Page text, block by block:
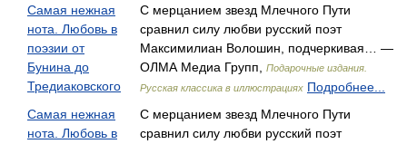
Самая нежная
нота. Любовь в
поэзии от
Бунина до
Тредиаковского
С мерцанием звезд Млечного Пути
сравнил силу любви русский поэт
Максимилиан Волошин, подчеркивая… —
ОЛМА Медиа Групп,
Подарочные издания.
Русская классика в иллюстрациях Подробнее...
Самая нежная
нота. Любовь в
С мерцанием звезд Млечного Пути
сравнил силу любви русский поэт